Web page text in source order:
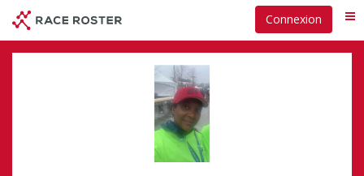
Passer
contenu
principal
Connexion